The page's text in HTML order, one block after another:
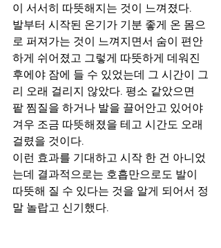
이 서서히 따뜻해지는 것이 느껴졌다.
발부터 시작된 온기가 기분 좋게 온 몸으
로 퍼져가는 것이 느껴지면서 숨이 편안
하게 쉬어졌고 그렇게 따뜻하게 데워진
후에야 잠에 들 수 있었는데 그 시간이 그
리 오래 걸리지 않았다. 평소 같았으면
팥 찜질을 하거나 발을 끌어안고 있어야
겨우 조금 따뜻해졌을 테고 시간도 오래
걸렸을 것이다.
이런 효과를 기대하고 시작 한 건 아니었
는데 결과적으로는 호흡만으로도 발이
따뜻해 질 수 있다는 것을 알게 되어서 정
말 놀랍고 신기했다.